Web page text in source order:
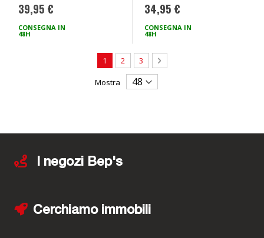
39,95 €
CONSEGNA IN
48H
34,95 €
CONSEGNA IN
48H
Pagina
Attualmente stai leggendo la pagina
1 Pagina
2 Pagina
3 Pagina
Avanti
Mostra
I negozi Bep's
Cerchiamo immobili